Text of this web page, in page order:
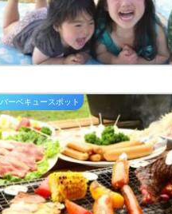
バーベキュースポット